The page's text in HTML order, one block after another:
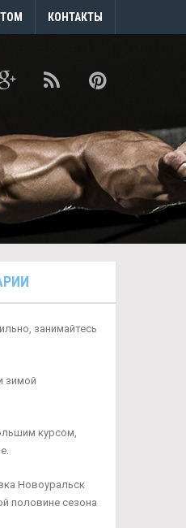
КОНТАКТЫ
занимайтесь
зимой
курсом,
Новоуральск
половине сезона